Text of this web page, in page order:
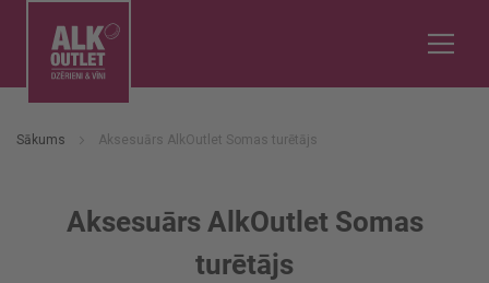
Sākums Aksesuārs AlkOutlet Somas turētājs
Aksesuārs AlkOutlet Somas
turētājs